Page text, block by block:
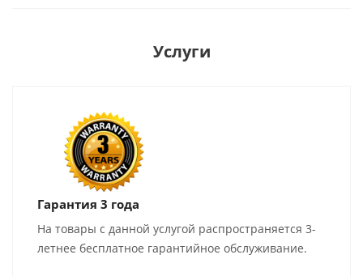
Услуги
Гарантия 3 года
На товары с данной услугой распространяется 3-
летнее бесплатное гарантийное обслуживание.